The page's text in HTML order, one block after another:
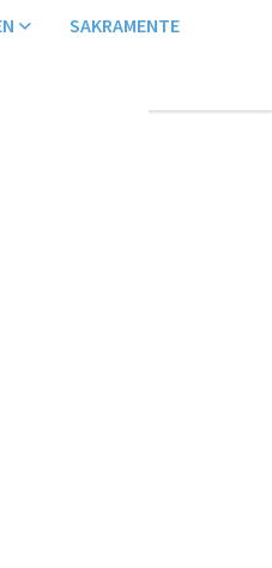
SAKRAMENTE